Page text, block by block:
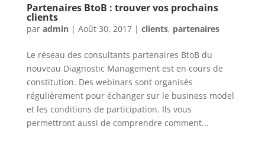
Partenaires BtoB : trouver vos prochains
clients
par admin| Août 30, 2017| clients, partenaires
Le réseau des consultants partenaires BtoB du
nouveau Diagnostic Management est en cours de
constitution. Des webinars sont organisés
régulièrement pour échanger sur le business model
et les conditions de participation. Ils vous
permettront aussi de comprendre comment...